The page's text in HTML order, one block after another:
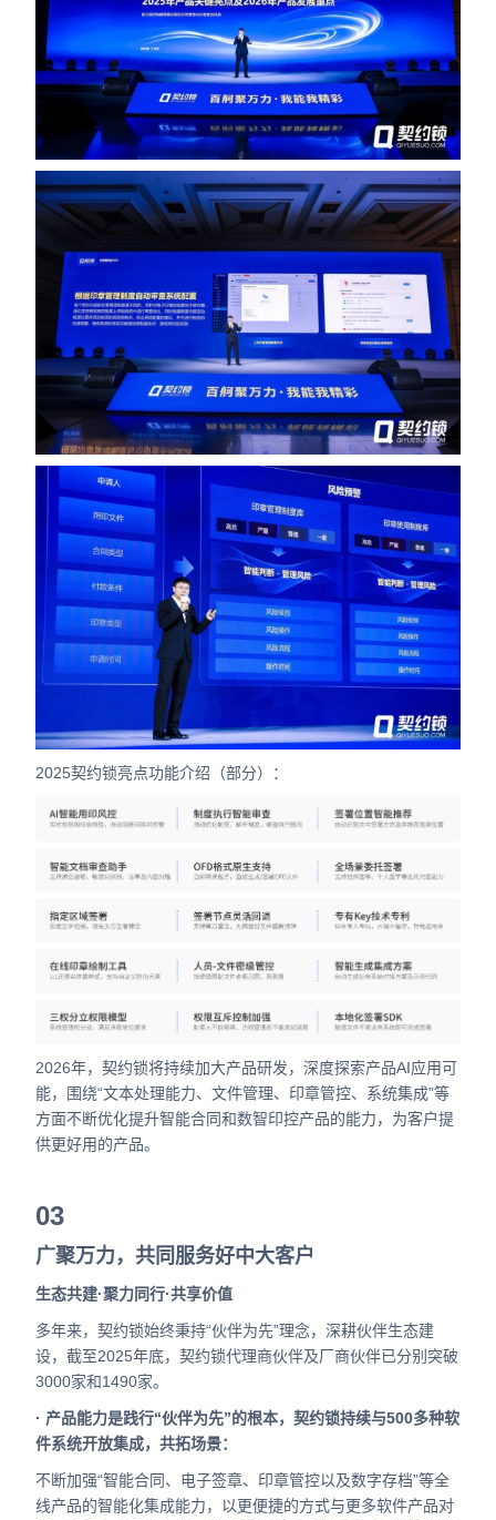
2025契约锁亮点功能介绍（部分）：
2026年，契约锁将持续加大产品研发，深度探索产品AI应用可
能，围绕“文本处理能力、文件管理、印章管控、系统集成”等
方面不断优化提升智能合同和数智印控产品的能力，为客户提
供更好用的产品。
03
广聚万力，共同服务好中大客户
生态共建·聚力同行·共享价值
多年来，契约锁始终秉持“伙伴为先”理念，深耕伙伴生态建
设，截至2025年底，契约锁代理商伙伴及厂商伙伴已分别突破
3000家和1490家。
· 产品能力是践行“伙伴为先”的根本，契约锁持续与500多种软
件系统开放集成，共拓场景：
不断加强“智能合同、电子签章、印章管控以及数字存档”等全
线产品的智能化集成能力，以更便捷的方式与更多软件产品对